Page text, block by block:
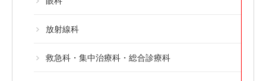
放射線科
救急科・集中治療科・総合診療科